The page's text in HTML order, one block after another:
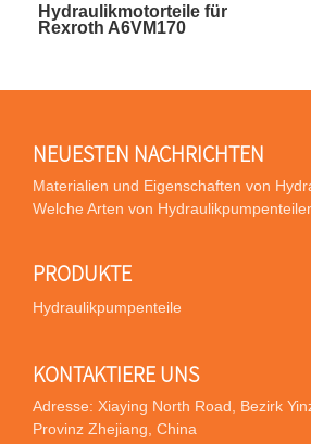
Hydraulikmotorteile für
Rexroth A6VM170
NEUESTEN NACHRICHTEN
Materialien und Eigenschaften von
Welche Arten von
PRODUKTE
Hydraulikpumpenteile
KONTAKTIERE UNS
Adresse: Xiaying North Road, Bezirk
Provinz Zhejiang, China